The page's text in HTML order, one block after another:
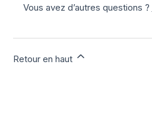
Vous avez d’autres questions ?
Retour en haut